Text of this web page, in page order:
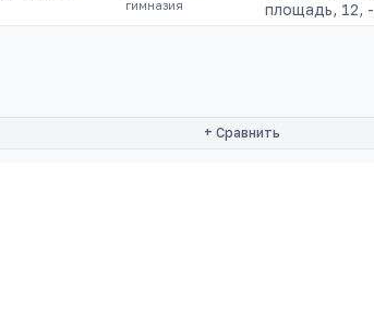
гимназия
площадь, 12, -
+ Сравнить